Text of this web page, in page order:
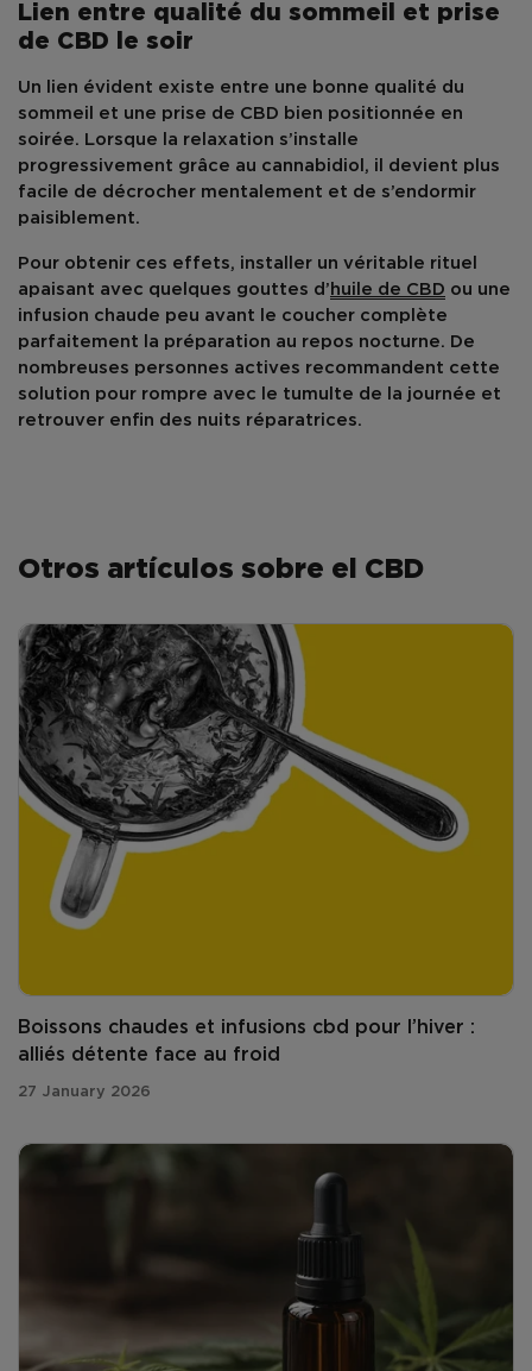
Lien entre qualité du sommeil et prise
de CBD le soir
Un lien évident existe entre une
bonne qualité du
sommeil
et une prise de CBD bien positionnée en
soirée. Lorsque la relaxation s’installe
progressivement grâce au cannabidiol, il devient plus
facile de décrocher mentalement et de s’endormir
paisiblement.
Pour obtenir ces effets, installer un véritable rituel
apaisant avec quelques gouttes d’ huile de CBD ou une
infusion chaude peu avant le coucher complète
parfaitement la préparation au repos nocturne. De
nombreuses personnes actives recommandent cette
solution pour rompre avec le tumulte de la journée et
retrouver enfin des nuits réparatrices.
Otros artículos sobre el CBD
Boissons chaudes et infusions cbd pour l’hiver :
alliés détente face au froid
27 January 2026